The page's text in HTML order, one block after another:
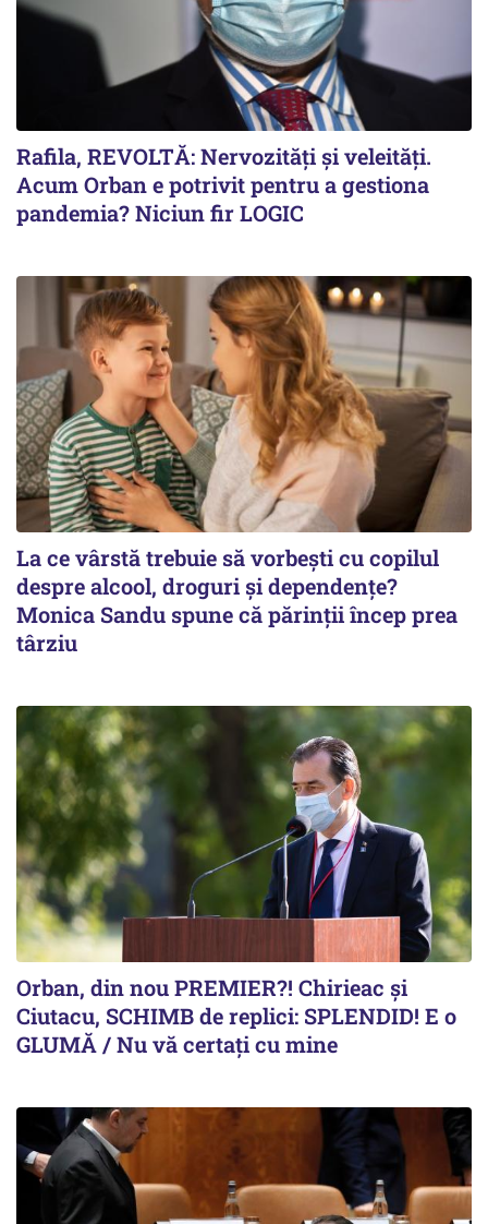
Rafila, REVOLTĂ: Nervozități și veleități.
Acum Orban e potrivit pentru a gestiona
pandemia? Niciun fir LOGIC
La ce vârstă trebuie să vorbești cu copilul
despre alcool, droguri și dependențe?
Monica Sandu spune că părinții încep prea
târziu
Orban, din nou PREMIER?! Chirieac și
Ciutacu, SCHIMB de replici: SPLENDID! E o
GLUMĂ / Nu vă certați cu mine